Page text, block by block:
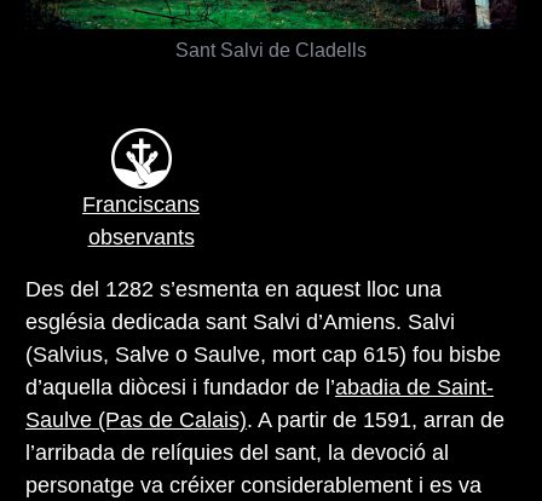
Sant Salvi de Cladells
Franciscans
observants
Des del 1282 s’esmenta en aquest lloc una
església dedicada sant Salvi d’Amiens. Salvi
(Salvius, Salve o Saulve, mort cap 615) fou bisbe
d’aquella diòcesi i fundador de l’abadia de Saint-
Saulve (Pas de Calais). A partir de 1591, arran de
l’arribada de relíquies del sant, la devoció al
personatge va créixer considerablement i es va